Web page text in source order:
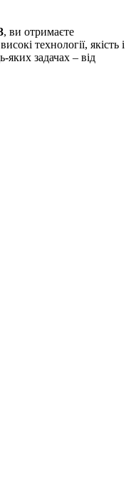
, ви отримаєте
технології, якість і
яких задачах – від